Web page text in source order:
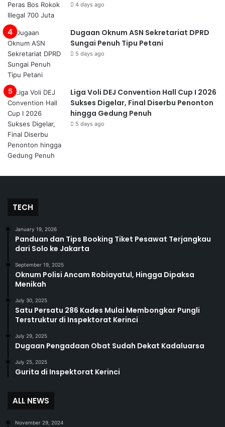
4 days ago
Dugaan Oknum ASN Sekretariat DPRD
Sungai Penuh Tipu Petani
5 days ago
Liga Voli DEJ Convention Hall Cup I 2026
Sukses Digelar, Final Diserbu Penonton
hingga Gedung Penuh
5 days ago
TECH
January 19, 2026
Panduan dan Tips Booking Tiket Pesawat Terjangkau
dari Solo ke Jakarta
September 19, 2025
Oknum Polisi Ancam Robiayatul, Hingga Dipaksa
Menikah
July 30, 2025
Satu Persatu 286 Kades Mulai Membongkar Pungli
Terstruktur di Inspektorat Kerinci
July 29, 2025
Dugaan Pengadaan Obat Sudah Dekat Kadaluarsa
July 25, 2025
Gurita di Inspektorat Kerinci
ALL NEWS
November 29, 2024